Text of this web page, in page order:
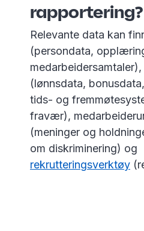
rapportering?
Relevante data kan
(persondata,
medarbeidersamtaler),
(lønnsdata,
tids- og
fravær),
(meninger og
om diskriminering) og
rekrutteringsverktøy